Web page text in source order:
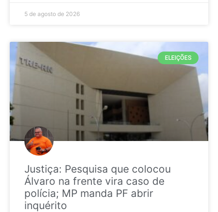
5 de agosto de 2026
ELEIÇÕES
Justiça: Pesquisa que colocou
Álvaro na frente vira caso de
polícia; MP manda PF abrir
inquérito